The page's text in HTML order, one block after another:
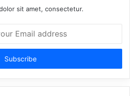
sit amet, consectetur.